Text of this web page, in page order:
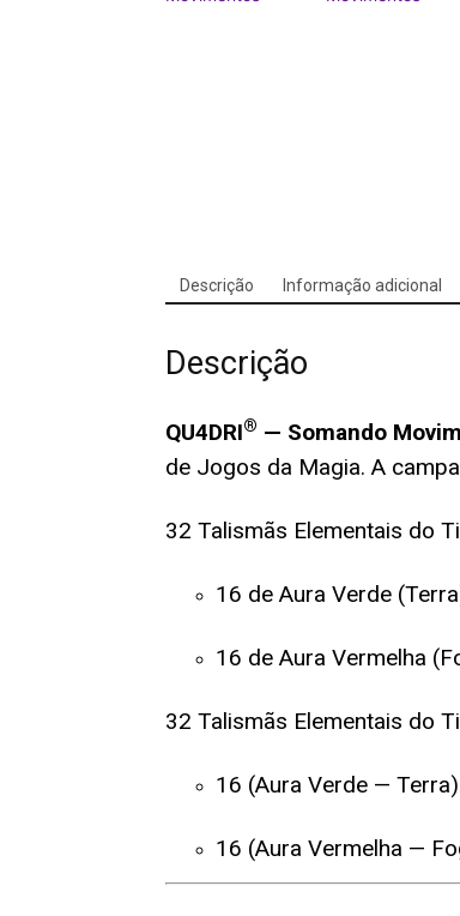
Descrição Informação adicional
Descrição
QU4DRI® — Somando
de Jogos da Magia. A
32 Talismãs Elementais do
16 de Aura Verde
16 de Aura Vermelha
32 Talismãs Elementais do
16 (Aura Verde —
16 (Aura Vermelha —